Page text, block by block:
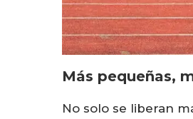
Más pequeñas,
No solo se liberan